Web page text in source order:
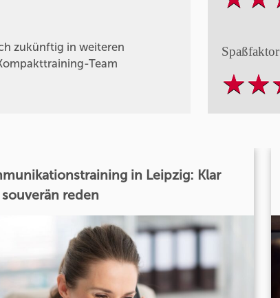
zukünftig in weiteren
Team
Spaßfaktor
in Leipzig: Klar
reden